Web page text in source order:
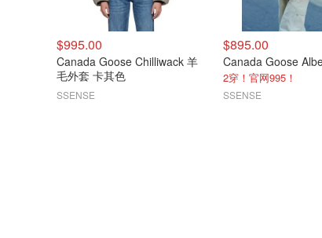
$995.00
Canada Goose Chilliwack 羊
毛外套 卡其色
SSENSE
$895.00
2穿！官网995！
SSENSE